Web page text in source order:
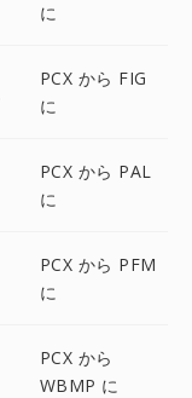
に
PCX から FIG
に
PCX から PAL
に
PCX から PFM
に
PCX から
WBMP に